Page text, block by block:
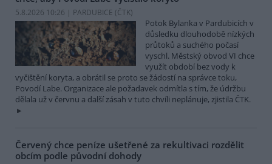
5.8.2026 10:26 | PARDUBICE (ČTK)
Potok Bylanka v Pardubicích v
důsledku dlouhodobě nízkých
průtoků a suchého počasí
vyschl. Městský obvod VI chce
využít období bez vody k
vyčištění koryta, a obrátil se proto se žádostí na správce toku,
Povodí Labe. Organizace ale požadavek odmítla s tím, že údržbu
dělala už v červnu a další zásah v tuto chvíli neplánuje, zjistila ČTK.
Červený chce peníze ušetřené za rekultivaci rozdělit
obcím podle původní dohody